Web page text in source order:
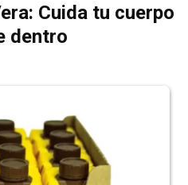
Cuida tu cuerpo
dentro